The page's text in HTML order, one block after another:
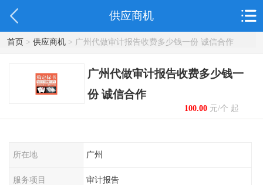
供应商机
首页> 供应商机> 广州代做审计报告收费多少钱一份 诚信合作
广州代做审计报告收费多少钱一
份 诚信合作
100.00元/个 起
所在地 广州
服务项目 审计报告